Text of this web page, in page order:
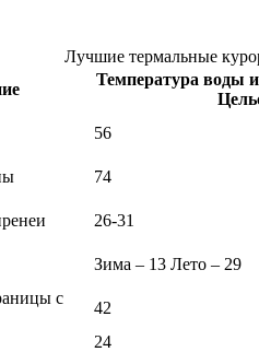
Лучшие термальные
Температура воды
56
74
26-31
Зима – 13 Лето – 29
с
42
24